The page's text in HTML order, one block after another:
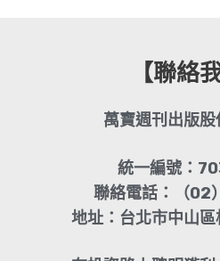
【聯絡
萬寶週刊出版
統一編號：
聯絡電話：（02
地址：台北市中山